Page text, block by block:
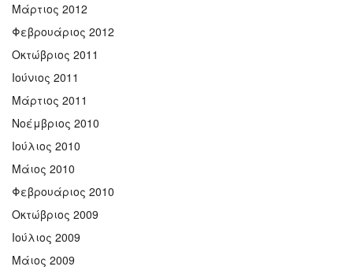
Μάρτιος 2012
Φεβρουάριος 2012
Οκτώβριος 2011
Ιούνιος 2011
Μάρτιος 2011
Νοέμβριος 2010
Ιούλιος 2010
Μάιος 2010
Φεβρουάριος 2010
Οκτώβριος 2009
Ιούλιος 2009
Μάιος 2009